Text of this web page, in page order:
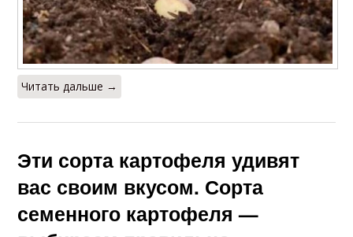
Читать дальше →
Эти сорта картофеля удивят
вас своим вкусом. Сорта
семенного картофеля —